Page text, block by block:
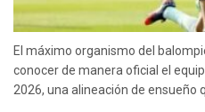
El máximo organismo del
conocer de manera oficial el
2026, una alineación de ensueño